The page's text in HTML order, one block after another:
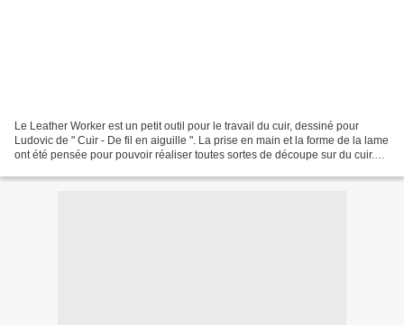
Le Leather Worker est un petit outil pour le travail du cuir, dessiné pour
Ludovic de " Cuir - De fil en aiguille ". La prise en main et la forme de la lame
ont été pensée pour pouvoir réaliser toutes sortes de découpe sur du cuir.